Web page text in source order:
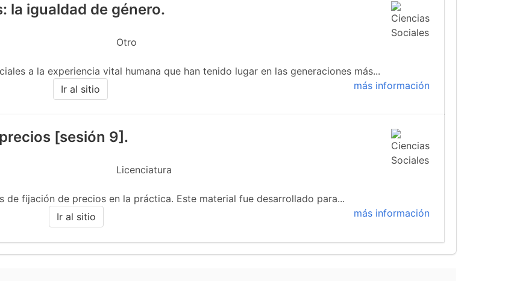
la igualdad de género.
Otro
a la experiencia vital humana que han tenido lugar en las generaciones más...
más información
Ir al sitio
[sesión 9].
Licenciatura
de fijación de precios en la práctica. Este material fue desarrollado para...
más información
Ir al sitio